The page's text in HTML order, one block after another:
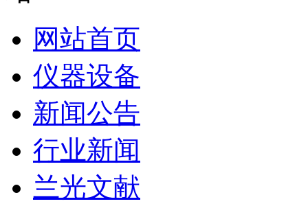
网站首页
仪器设备
新闻公告
行业新闻
兰光文献